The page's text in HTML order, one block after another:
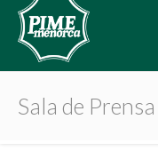
Sala de Prensa